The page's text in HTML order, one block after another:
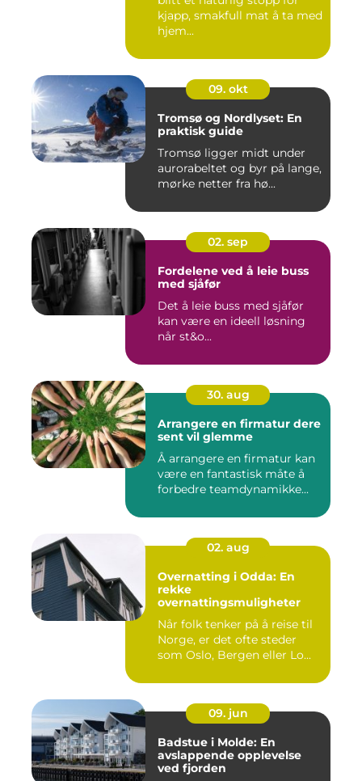
kjapp, smakfull mat å ta med
hjem...
09. okt
Tromsø og Nordlyset: En
praktisk guide
Tromsø ligger midt under
aurorabeltet og byr på lange,
mørke netter fra hø...
02. sep
Fordelene ved å leie buss
med sjåfør
Det å leie buss med sjåfør
kan være en ideell løsning
når st&o...
30. aug
Arrangere en firmatur dere
sent vil glemme
Å arrangere en firmatur kan
være en fantastisk måte å
forbedre teamdynamikke...
02. aug
Overnatting i Odda: En
rekke
overnattingsmuligheter
Når folk tenker på å reise til
Norge, er det ofte steder
som Oslo, Bergen eller Lo...
09. jun
Badstue i Molde: En
avslappende opplevelse
ved fjorden